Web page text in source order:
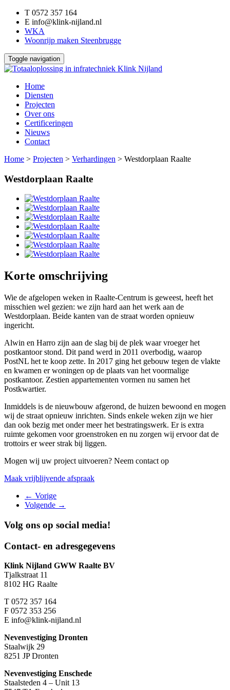
T 0572 357 164
E info@klink-nijland.nl
WKA
Woonrijp maken Steenbrugge
Toggle navigation
Home
Diensten
Projecten
Over ons
Certificeringen
Nieuws
Contact
Home > Projecten > Verhardingen > Westdorplaan Raalte
Westdorplaan Raalte
Korte omschrijving
Wie de afgelopen weken in Raalte-Centrum is geweest, heeft het
misschien wel gezien: we zijn hard aan het werk aan de
Westdorplaan. Beide kanten van de straat worden opnieuw
ingericht.
Alwin en Harro zijn aan de slag bij de plek waar vroeger het
postkantoor stond. Dit pand werd in 2011 overbodig, waarop
PostNL het te koop zette. In 2017 ging het gebouw tegen de vlakte
en kwamen er woningen op de plaats van het voormalige
postkantoor. Zestien appartementen vormen nu samen het
Postkwartier.
Inmiddels is de nieuwbouw afgerond, de huizen bewoond en mogen
wij de straat opnieuw inrichten. Sinds enkele weken zijn we hier
dan ook bezig met onder meer het bestratingswerk. Er is extra
ruimte gekomen voor groenstroken en nu zorgen wij ervoor dat de
trottoirs er weer strak bij liggen.
Mogen wij uw project uitvoeren? Neem contact op
Maak vrijblijvende afspraak
← Vorige
Volgende →
Volg ons op social media!
Contact- en adresgegevens
Klink Nijland GWW Raalte BV
Tjalkstraat 11
8102 HG Raalte
T 0572 357 164
F 0572 353 256
E info@klink-nijland.nl
Nevenvestiging Dronten
Staalwijk 29
8251 JP Dronten
Nevenvestiging Enschede
Staalsteden 4 – Unit 13